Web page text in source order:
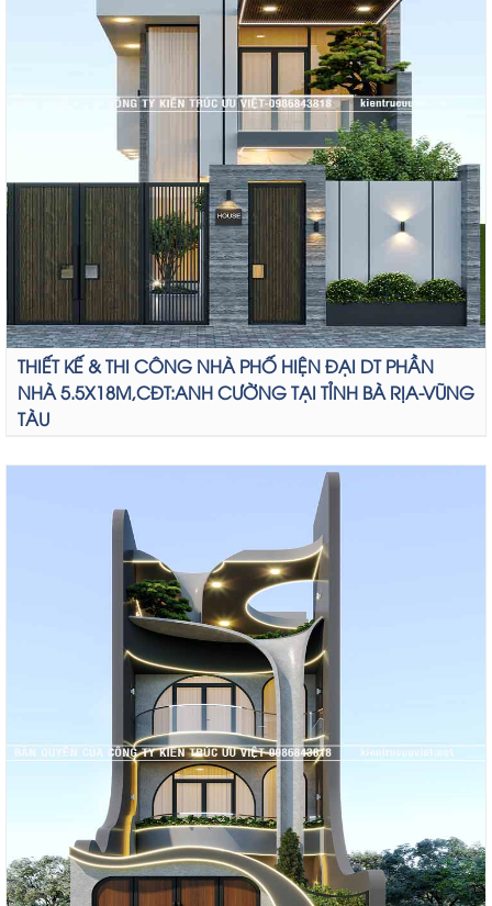
THIẾT KẾ & THI CÔNG NHÀ PHỐ HIỆN ĐẠI DT PHẦN
NHÀ 5.5X18M,CĐT:ANH CƯỜNG TẠI TỈNH BÀ RỊA-VŨNG
TÀU